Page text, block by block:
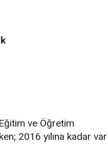
ve Öğretim
2016 yılına kadar var